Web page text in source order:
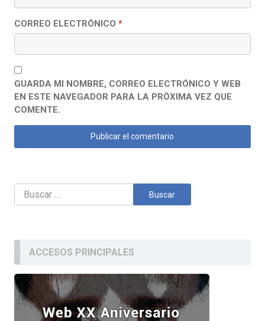
CORREO ELECTRÓNICO *
GUARDA MI NOMBRE, CORREO ELECTRÓNICO Y WEB
EN ESTE NAVEGADOR PARA LA PRÓXIMA VEZ QUE
COMENTE.
Buscar:
ACCESOS PRINCIPALES